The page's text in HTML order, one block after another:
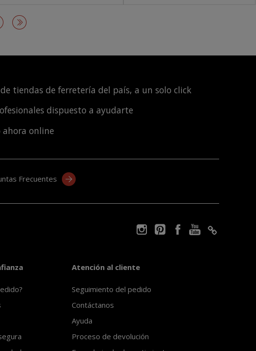
tiendas de ferretería del país, a un solo click
dispuesto a ayudarte
ahora online
Frecuentes
Atención al cliente
Seguimiento del pedido
Contáctanos
Ayuda
Proceso de devolución